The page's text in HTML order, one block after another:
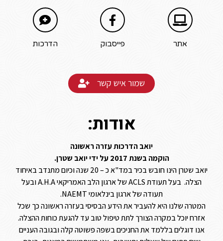
אתר פייסבוק הדרכות
שמור איש קשר
אודות:
יואב הדרכות עזרה ראשונה
הוקמה בשנת 2017 על ידי יואב שטרן.
יואב שטרן הינו חובש בכיר במד"א כ – 20 שנה וכיום מתנדב באיחוד
הצלה. בעל תעודת ACLS של ארגון הלב האמריקאי A.H.A ובעל
תעודה של ארגון בינלאומי NAEMT.
המטרה שלנו היא להעביר את הידע הבסיסי בעזרה ראשונה כך שכל
אזרח יוכל במקרה הצורך לתת טיפול טוב עד להגעת כוחות ההצלה.
אנו דוגלים בללמד את החניכים בשפה פשוטה קלה ובגובה העניים